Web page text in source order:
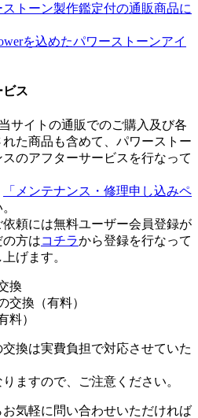
ビス
サイトの通販でのご購入及び各
た商品も含めて、パワーストー
のアフターサービスを行なって
「メンテナンス・修理申し込みペ
頼には無料ユーザー会員登録が
方はコチラから登録を行なって
げます。
換
交換（有料）
料）
換は実費負担で対応させていた
ますので、ご注意ください。
お気軽に問い合わせいただければ